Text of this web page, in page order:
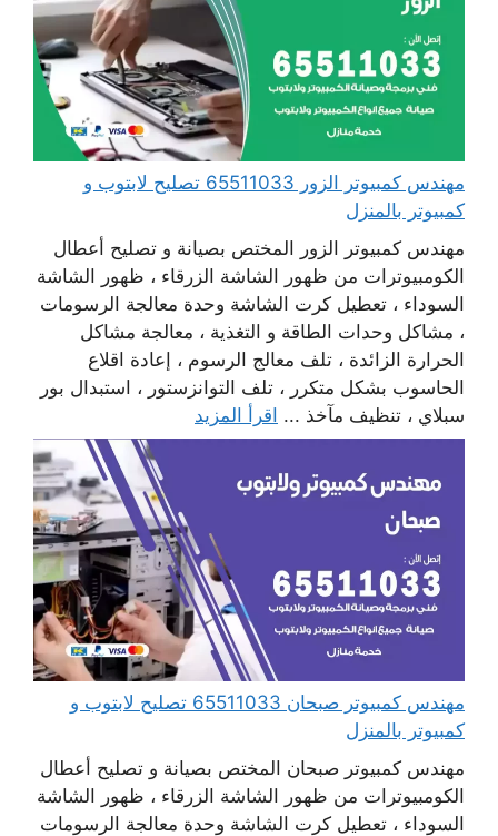
مهندس كمبيوتر الزور 65511033 تصليح لابتوب و
كمبيوتر بالمنزل
مهندس كمبيوتر الزور المختص بصيانة و تصليح أعطال
الكومبيوترات من ظهور الشاشة الزرقاء ، ظهور الشاشة
السوداء ، تعطيل كرت الشاشة وحدة معالجة الرسومات
، مشاكل وحدات الطاقة و التغذية ، معالجة مشاكل
الحرارة الزائدة ، تلف معالج الرسوم ، إعادة اقلاع
الحاسوب بشكل متكرر ، تلف التوانزستور ، استبدال بور
سبلاي ، تنظيف مآخذ ... اقرأ المزيد
مهندس كمبيوتر صبحان 65511033 تصليح لابتوب و
كمبيوتر بالمنزل
مهندس كمبيوتر صبحان المختص بصيانة و تصليح أعطال
الكومبيوترات من ظهور الشاشة الزرقاء ، ظهور الشاشة
السوداء ، تعطيل كرت الشاشة وحدة معالجة الرسومات